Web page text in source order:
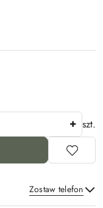
szt.
Zostaw telefon